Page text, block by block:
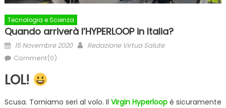
Tecnologia e Scienza
Quando arriverà l’HYPERLOOP in Italia?
Posted
on
15 Novembre 2020 Author
Redazione Virtua Salute
Comment(0)
LOL!
Scusa. Torniamo seri al volo. Il Virgin Hyperloop è sicuramente